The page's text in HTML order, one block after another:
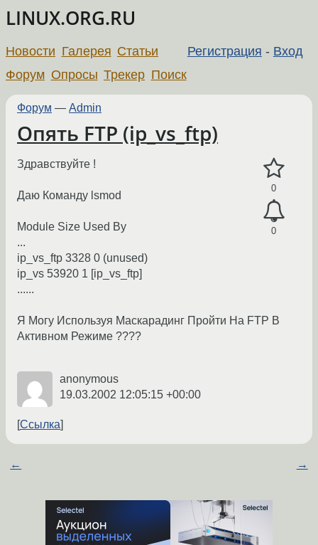
LINUX.ORG.RU
Регистрация - Вход
Новости Галерея Статьи
Форум Опросы Трекер Поиск
Форум — Admin
Опять FTP (ip_vs_ftp)
0
0
Здравствуйте !
Даю Команду lsmod
Module Size Used By
...
ip_vs_ftp 3328 0 (unused)
ip_vs 53920 1 [ip_vs_ftp]
......
Я Могу Используя Маскарадинг Пройти На FTP В
Активном Режиме ????
anonymous
19.03.2002 12:05:15 +00:00
Ссылка
← →